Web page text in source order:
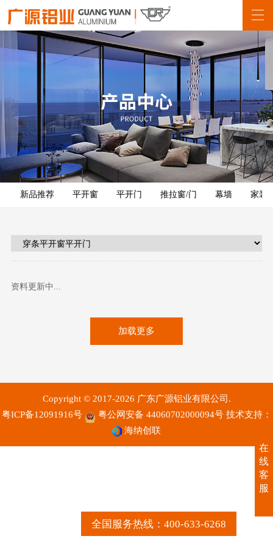
全国服务热线：400-633-6268
新品推荐 平开窗 平开门 推拉窗/门 幕墙 家装
资料更新中...
加载更多
Copyright © 2017-2026 广东广源铝业有限公司.
粤ICP备12091916号
粤公网安备 44060702000094号 技术支持：
海纳创联
在
线
客
服